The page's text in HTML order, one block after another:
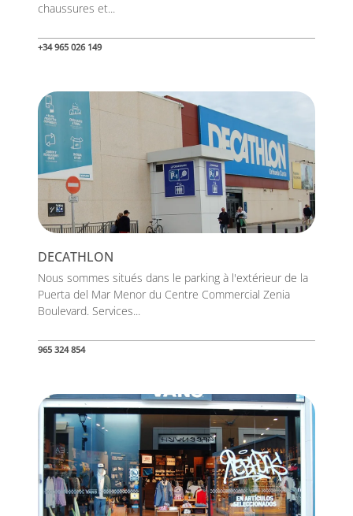
chaussures et...
+34 965 026 149
DECATHLON
Nous sommes situés dans le parking à l'extérieur de la
Puerta del Mar Menor du Centre Commercial Zenia
Boulevard. Services...
965 324 854